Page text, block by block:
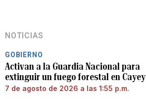
NOTICIAS
GOBIERNO
Activan a la Guardia Nacional para
extinguir un fuego forestal en Cayey
7 de agosto de 2026 a las 1:55 p.m.